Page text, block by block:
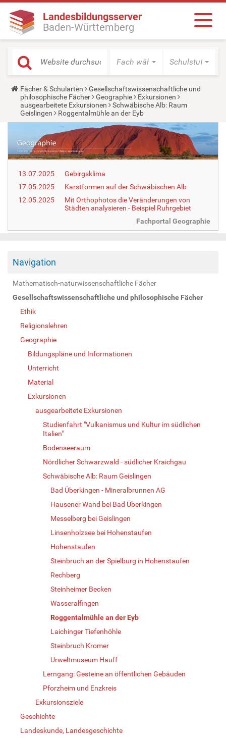
Landesbildungsserver
Baden-Württemberg
Fach wählen Schulstufe
Y
o
u
a
r
e
r
e
Fächer & Schularten
Gesellschaftswissenschaftliche und
philosophische Fächer
Geographie
Exkursionen
ausgearbeitete Exkursionen
Schwäbische Alb: Raum
Geislingen
Roggentalmühle an der Eyb
13.07.2025
Gebirgsklima
17.05.2025
Karstformen auf der Schwäbischen Alb
12.05.2025
Mit Orthophotos die Veränderungen von
Städten analysieren - Beispiel Ruhrgebiet
Fachportal Geographie
Navigation
Mathematisch-naturwissenschaftliche Fächer
Gesellschaftswissenschaftliche und philosophische Fächer
Ethik
Religionslehren
Geographie
Bildungspläne und Informationen
Unterricht
Material
Exkursionen
ausgearbeitete Exkursionen
Studienfahrt "Vulkanismus und Kultur im südlichen
Italien"
Bodenseeraum
Nördlicher Schwarzwald - südlicher Kraichgau
Schwäbische Alb: Raum Geislingen
Bad Überkingen - Mineralbrunnen AG
Hausener Wand bei Bad Überkingen
Messelberg bei Geislingen
Linsenholzsee bei Hohenstaufen
Hohenstaufen
Steinbruch an der Spielburg in Hohenstaufen
Rechberg
Steinheimer Becken
Wasseralfingen
Roggentalmühle an der Eyb
Laichinger Tiefenhöhle
Steinbruch Kromer
Urweltmuseum Hauff
Lerngang: Gesteine an öffentlichen Gebäuden
Pforzheim und Enzkreis
Exkursionsziele
Geschichte
Landeskunde, Landesgeschichte